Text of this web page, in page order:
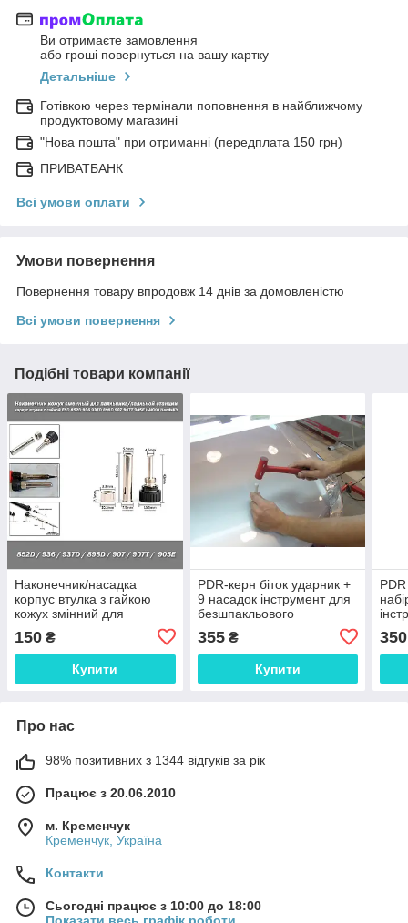
Ви отримаєте замовлення
або гроші повернуться на вашу картку
Детальніше
Готівкою через термінали поповнення в найближчому
продуктовому магазині
"Нова пошта" при отриманні (передплата 150 грн)
ПРИВАТБАНК
Всі умови оплати
Умови повернення
Повернення товару впродовж 14 днів за домовленістю
Всі умови повернення
Подібні товари компанії
Наконечник/насадка
корпус втулка з гайкою
кожух змінний для
станції ESD 852D 936
937D 898D
150 ₴
Купити
PDR-керн біток ударник +
9 насадок інструмент для
безшпакльового
рихтування кузові роботи
355₴
Купити
350
Про нас
98% позитивних з 1344 відгуків за рік
Працює з 20.06.2010
м. Кременчук
Кременчук, Україна
Контакти
Сьогодні працює з 10:00 до 18:00